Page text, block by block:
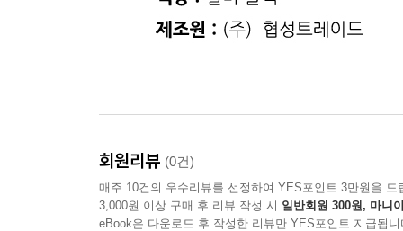
회원리뷰 (0건)
매주 10건의 우수리뷰를 선정하여 YES포인트 3만원을 드
3,000원 이상 구매 후 리뷰 작성 시 일반회원 300원, 마니
eBook은 다운로드 후 작성한 리뷰만 YES포인트 지급됩니